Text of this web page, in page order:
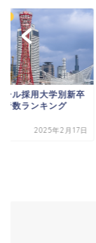
企業